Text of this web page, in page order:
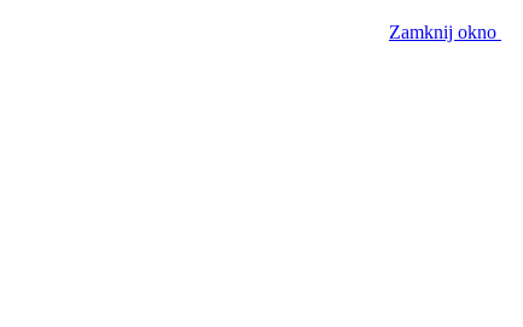
Zamknij okno